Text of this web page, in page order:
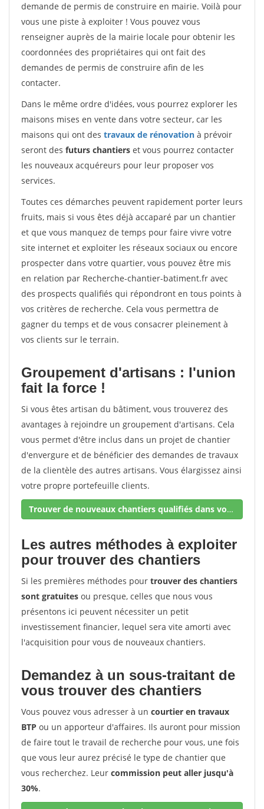
demande de permis de construire en mairie. Voilà pour
vous une piste à exploiter ! Vous pouvez vous
renseigner auprès de la mairie locale pour obtenir les
coordonnées des propriétaires qui ont fait des
demandes de permis de construire afin de les
contacter.
Dans le même ordre d'idées, vous pourrez explorer les
maisons mises en vente dans votre secteur, car les
maisons qui ont des travaux de rénovation à prévoir
seront des futurs chantiers et vous pourrez contacter
les nouveaux acquéreurs pour leur proposer vos
services.
Toutes ces démarches peuvent rapidement porter leurs
fruits, mais si vous êtes déjà accaparé par un chantier
et que vous manquez de temps pour faire vivre votre
site internet et exploiter les réseaux sociaux ou encore
prospecter dans votre quartier, vous pouvez être mis
en relation par Recherche-chantier-batiment.fr avec
des prospects qualifiés qui répondront en tous points à
vos critères de recherche. Cela vous permettra de
gagner du temps et de vous consacrer pleinement à
vos clients sur le terrain.
Groupement d'artisans : l'union
fait la force !
Si vous êtes artisan du bâtiment, vous trouverez des
avantages à rejoindre un groupement d'artisans. Cela
vous permet d'être inclus dans un projet de chantier
d'envergure et de bénéficier des demandes de travaux
de la clientèle des autres artisans. Vous élargissez ainsi
votre propre portefeuille clients.
Trouver de nouveaux chantiers qualifiés dans votre secteur !
Les autres méthodes à exploiter
pour trouver des chantiers
Si les premières méthodes pour trouver des chantiers
sont gratuites ou presque, celles que nous vous
présentons ici peuvent nécessiter un petit
investissement financier, lequel sera vite amorti avec
l'acquisition pour vous de nouveaux chantiers.
Demandez à un sous-traitant de
vous trouver des chantiers
Vous pouvez vous adresser à un courtier en travaux
BTP ou un apporteur d'affaires. Ils auront pour mission
de faire tout le travail de recherche pour vous, une fois
que vous leur aurez précisé le type de chantier que
vous recherchez. Leur commission peut aller jusqu'à
30%.